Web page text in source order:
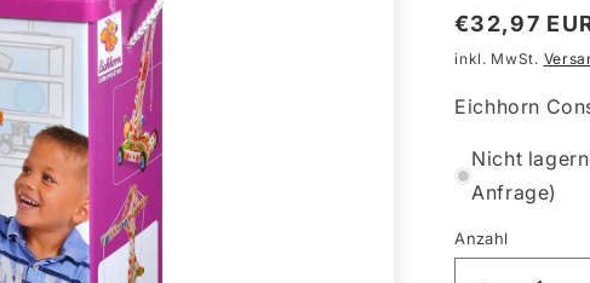
Normaler
Preis
€32,97
inkl. MwSt.
Eichhorn
Nicht
Anfrage)
Anzahl